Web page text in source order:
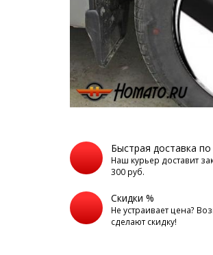
Быстрая доставка
Наш курьер доставит
300 руб.
Скидки %
Не устраивает цена?
сделают скидку!